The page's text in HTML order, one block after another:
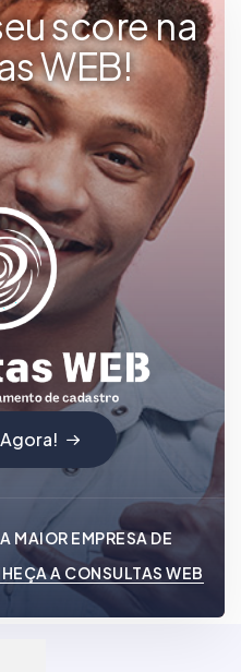
score na
WEB!
MAIOR EMPRESA DE
A CONSULTAS WEB